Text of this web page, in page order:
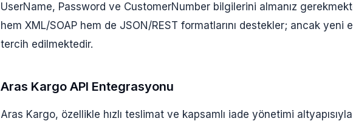
UserName, Password ve CustomerNumber bilgilerini almanız
hem XML/SOAP hem de JSON/REST formatlarını destekler; ancak yeni
tercih edilmektedir.
Aras Kargo API Entegrasyonu
Aras Kargo, özellikle hızlı teslimat ve kapsamlı iade yönetimi